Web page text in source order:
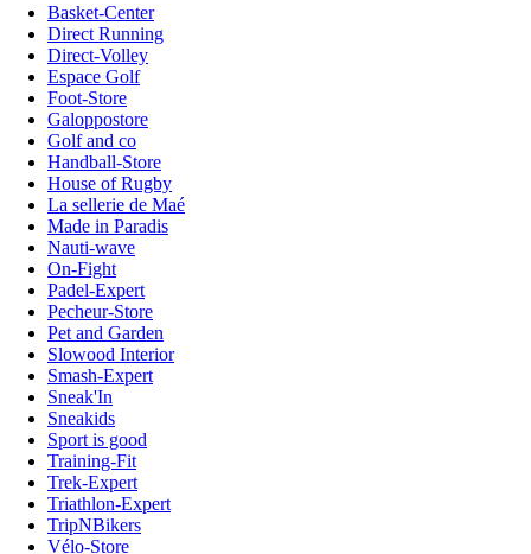
Basket-Center
Direct Running
Direct-Volley
Espace Golf
Foot-Store
Galoppostore
Golf and co
Handball-Store
House of Rugby
La sellerie de Maé
Made in Paradis
Nauti-wave
On-Fight
Padel-Expert
Pecheur-Store
Pet and Garden
Slowood Interior
Smash-Expert
Sneak'In
Sneakids
Sport is good
Training-Fit
Trek-Expert
Triathlon-Expert
TripNBikers
Vélo-Store